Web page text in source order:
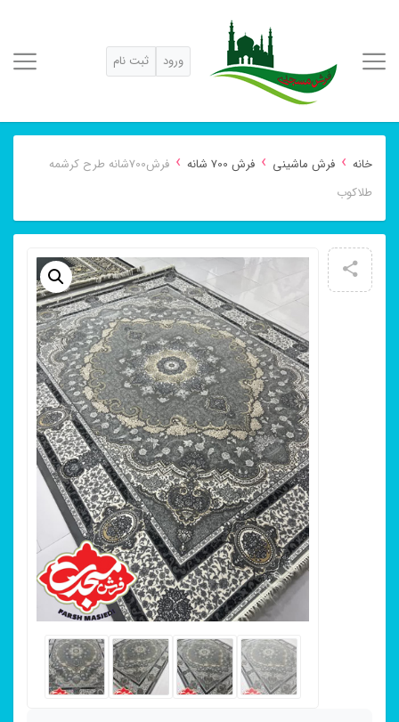
ورود ثبت نام
خانه › فرش ماشینی › فرش 700 شانه ›
فرش700شانه طرح کرشمه
طلاکوب